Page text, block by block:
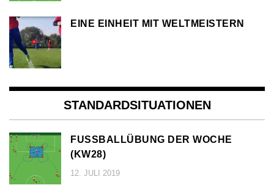
EINE EINHEIT MIT WELTMEISTERN
STANDARDSITUATIONEN
FUSSBALLÜBUNG DER WOCHE (
KW28)
12. JULI 2019